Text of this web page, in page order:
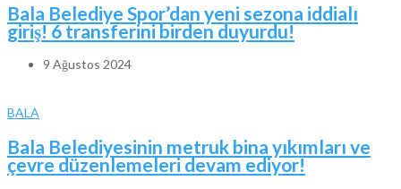
Bala Belediye Spor’dan yeni sezona iddialı
giriş! 6 transferini birden duyurdu!
9 Ağustos 2024
BALA
Bala Belediyesinin metruk bina yıkımları ve
çevre düzenlemeleri devam ediyor!